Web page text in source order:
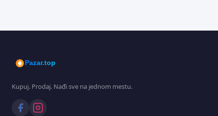
Pazar.top
Kupuj. Prodaj. Nađi sve na jednom mestu.